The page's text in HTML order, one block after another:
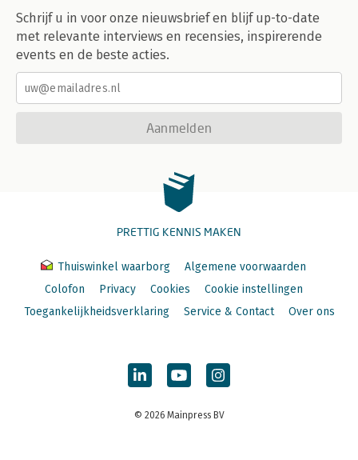
Schrijf u in voor onze nieuwsbrief en blijf up-to-date
met relevante interviews en recensies, inspirerende
events en de beste acties.
Aanmelden
PRETTIG KENNIS MAKEN
Thuiswinkel waarborg
Algemene voorwaarden
Colofon
Privacy Cookies
Cookie instellingen
Toegankelijkheidsverklaring
Service & Contact Over ons
© 2026 Mainpress BV